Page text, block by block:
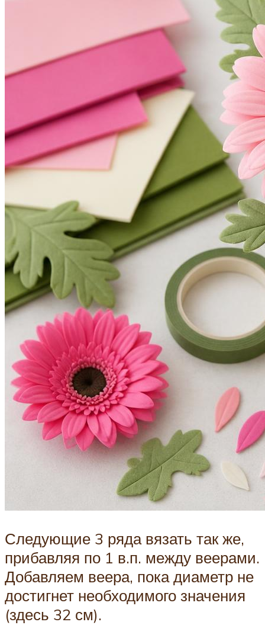
Следующие 3 ряда вязать так же,
прибавляя по 1 в.п. между веерами.
Добавляем веера, пока диаметр не
достигнет необходимого значения
(здесь 32 см).